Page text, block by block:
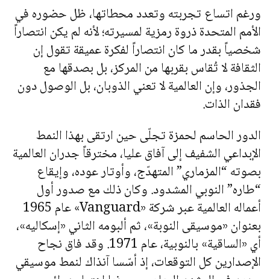
ورغم اتساع تجربته وتعدد محطاتها، ظل حضوره في
الأمم المتحدة ذروة رمزية لمسيرته؛ لأنه لم يكن انتصاراً
شخصياً بقدر ما كان انتصاراً لفكرة عميقة تقول إن
الثقافة لا تُقاس بقربها من المركز، بل بصدقها مع
الجذور، وإن العالمية لا تعني الذوبان، بل الوصول دون
فقدان الذات.
الدور الحاسم لحمزة تجلّى حين ارتقى بهذا النمط
الإبداعي الشفيف إلى آفاق عليا، مخترقاً جدران العالمية
بصوته “المزماري” المتهدّج، وأوتار عوده، وإيقاع
“طاره” النوبي المشدود. وكان ذلك مع صدور أول
أعماله العالمية عبر شركة «Vanguard» عام 1965
بعنوان «موسيقى النوبة»، ثم ألبومه الثاني «إسكاليه»،
أي «الساقية» بالنوبية، عام 1971. وقد فاق نجاح
الإصدارين كل التوقعات، إذ أسّسا آنذاك لنمط موسيقي